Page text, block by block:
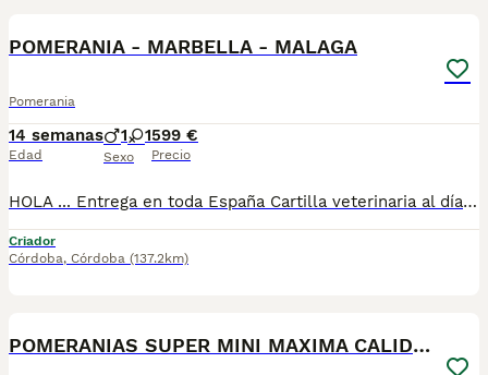
POMERANIA - MARBELLA - MALAGA
Pomerania
14 semanas
Edad
1 1
Sexo
599 €
Precio
HOLA ... Entrega en toda España Cartilla veterinaria al día Vacunados y desparasitados según edad Microchip incluido Revisados por veterinario Cachorros socializados y acostumbrados al contacto humano Asesoramiento antes y después de la entrega 670864332 ADEMAS NO COBRAMOS NI UN EURO POR ADELANTADO , PASA QUE PAGAS Y LUEGO NO TE LLEGA NADA !!!!! los cachorros están socializados y en perfectas condiciones , mejor escríbenos al what y te detallamos info si quieres tener una buena experiencia este es tu sitio. . GRACIAS .......................................................................
Criador
Córdoba, Córdoba (137.2km)
POMERANIAS SUPER MINI MAXIMA CALIDAD